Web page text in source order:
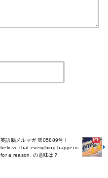
英語脳メルマガ 第05889号 I
believe that everything happens
for a reason. の意味は？